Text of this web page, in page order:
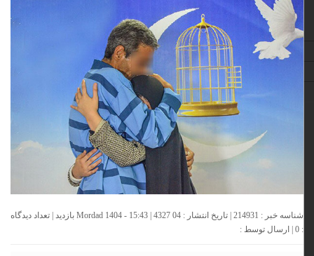
شناسه خبر : 214931 | تاریخ انتشار : 04 Mordad 1404 - 15:43 | 4327 بازدید | تعداد دیدگاه
| ارسال توسط :